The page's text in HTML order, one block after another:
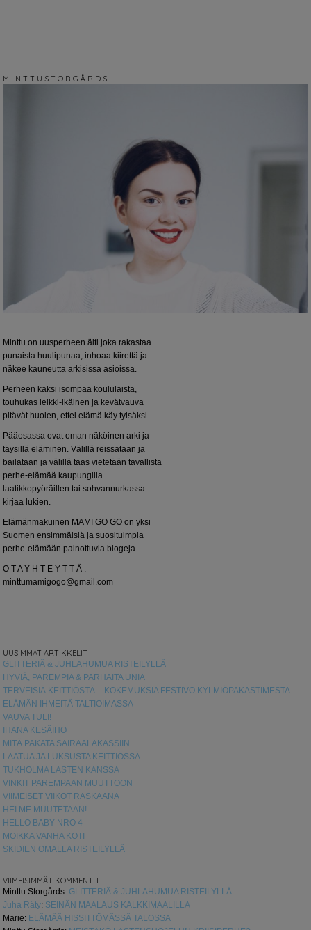
M I N T T U S T O R G Å R D S
Minttu on uusperheen äiti joka rakastaa
punaista huulipunaa, inhoaa kiirettä ja
näkee kauneutta arkisissa asioissa.
Perheen kaksi isompaa koululaista,
touhukas leikki-ikäinen ja kevätvauva
pitävät huolen, ettei elämä käy tylsäksi.
Pääosassa ovat oman näköinen arki ja
täysillä eläminen. Välillä reissataan ja
bailataan ja välillä taas vietetään tavallista
perhe-elämää kaupungilla
laatikkopyöräillen tai sohvannurkassa
kirjaa lukien.
Elämänmakuinen MAMI GO GO on yksi
Suomen ensimmäisiä ja suosituimpia
perhe-elämään painottuvia blogeja.
O T A Y H T E Y T T Ä :
minttumamigogo@gmail.com
UUSIMMAT ARTIKKELIT
GLITTERIÄ & JUHLAHUMUA RISTEILYLLÄ
HYVIÄ, PAREMPIA & PARHAITA UNIA
TERVEISIÄ KEITTIÖSTÄ – KOKEMUKSIA FESTIVO KYLMIÖPAKASTIMESTA
ELÄMÄN IHMEITÄ TALTIOIMASSA
VAUVA TULI!
IHANA KESÄIHO
MITÄ PAKATA SAIRAALAKASSIIN
LAATUA JA LUKSUSTA KEITTIÖSSÄ
TUKHOLMA LASTEN KANSSA
VINKIT PAREMPAAN MUUTTOON
VIIMEISET VIIKOT RASKAANA
HEI ME MUUTETAAN!
HELLO BABY NRO 4
MOIKKA VANHA KOTI
SKIDIEN OMALLA RISTEILYLLÄ
VIIMEISIMMÄT KOMMENTIT
Minttu Storgårds: GLITTERIÄ & JUHLAHUMUA RISTEILYLLÄ
Juha Räty: SEINÄN MAALAUS KALKKIMAALILLA
Marie: ELÄMÄÄ HISSITTÖMÄSSÄ TALOSSA